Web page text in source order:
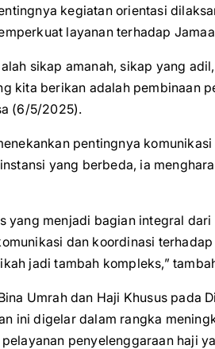
kegiatan orientasi
layanan terhadap
sikap amanah, sikap yang
kita berikan adalah pembinaan
(6/5/2025).
pentingnya
yang berbeda, ia
yang menjadi bagian integral
dan koordinasi
jadi tambah kompleks,”
Umrah dan Haji Khusus pada
ini digelar dalam rangka
penyelenggaraan haji